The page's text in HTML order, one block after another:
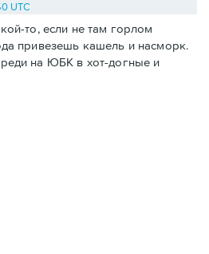
UTC
то, если не там горлом
привезешь кашель и насморк.
на ЮБК в хот-догные и